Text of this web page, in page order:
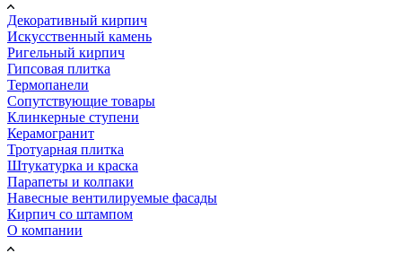
Декоративный кирпич
Искусственный камень
Ригельный кирпич
Гипсовая плитка
Термопанели
Сопутствующие товары
Клинкерные ступени
Керамогранит
Тротуарная плитка
Штукатурка и краска
Парапеты и колпаки
Навесные вентилируемые фасады
Кирпич со штампом
О компании